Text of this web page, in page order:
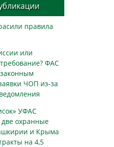
правила
или
ФАС
ЧОП из-за
УФАС
охранные
и Крыма
на 4,5